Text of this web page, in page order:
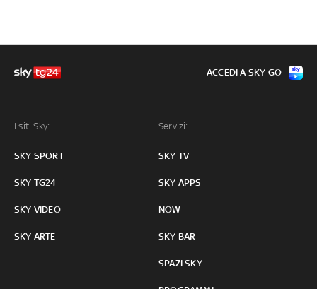
I siti Sky:
SKY SPORT
SKY TG24
SKY VIDEO
SKY ARTE
Servizi:
SKY TV
SKY APPS
NOW
SKY BAR
SPAZI SKY
ACCEDI A SKY GO